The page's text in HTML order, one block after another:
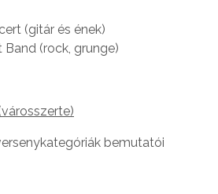
(gitár és ének)
(rock, grunge)
bemutatói